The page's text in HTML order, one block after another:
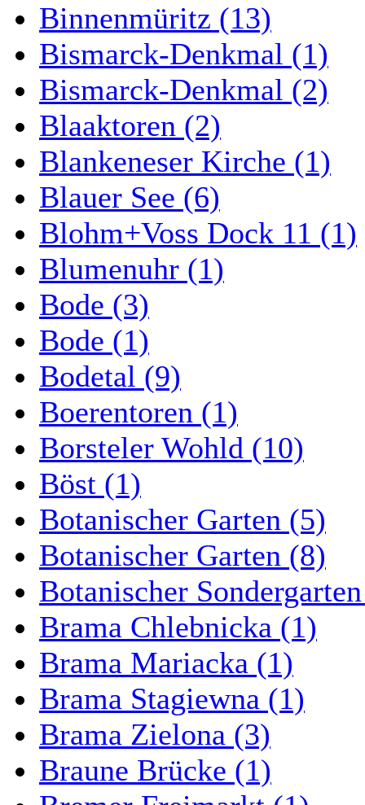
Binnenmüritz (13)
Bismarck-Denkmal (1)
Bismarck-Denkmal (2)
Blaaktoren (2)
Blankeneser Kirche (1)
Blauer See (6)
Blohm+Voss Dock 11 (1)
Blumenuhr (1)
Bode (3)
Bode (1)
Bodetal (9)
Boerentoren (1)
Borsteler Wohld (10)
Böst (1)
Botanischer Garten (5)
Botanischer Garten (8)
Botanischer
Brama Chlebnicka (1)
Brama Mariacka (1)
Brama Stagiewna (1)
Brama Zielona (3)
Braune Brücke (1)